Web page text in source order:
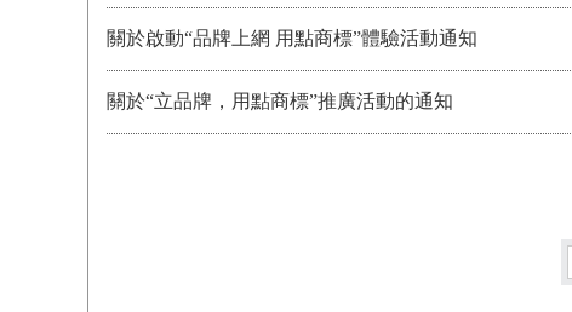
關於啟動“品牌上網 用點商標”體驗活動通知
關於“立品牌，用點商標”推廣活動的通知